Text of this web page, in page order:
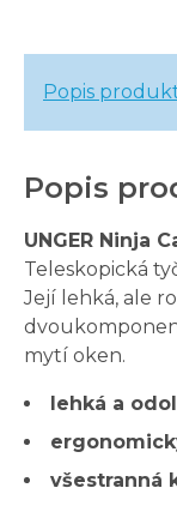
Popis
Popis
UNGER Ninja
Teleskopická
Její lehká, ale
mytí oken.
lehká a
všestranná